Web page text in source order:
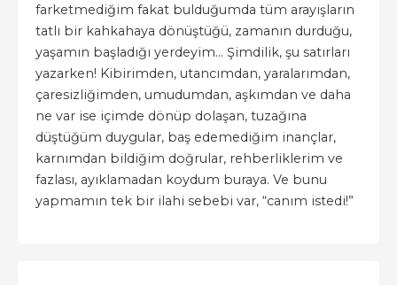
farketmediğim fakat bulduğumda tüm arayışların
tatlı bir kahkahaya dönüştüğü, zamanın durduğu,
yaşamın başladığı yerdeyim… Şimdilik, şu satırları
yazarken! Kibirimden, utancımdan, yaralarımdan,
çaresizliğimden, umudumdan, aşkımdan ve daha
ne var ise içimde dönüp dolaşan, tuzağına
düştüğüm duygular, baş edemediğim inançlar,
karnımdan bildiğim doğrular, rehberliklerim ve
fazlası, ayıklamadan koydum buraya. Ve bunu
yapmamın tek bir ilahi sebebi var, “canım istedi!”